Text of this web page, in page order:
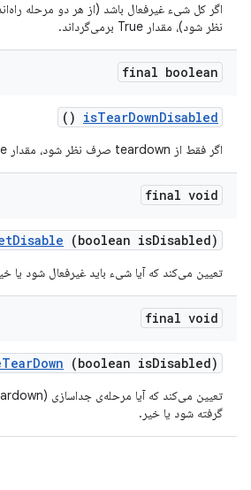
اگر کل شیء غیرفعال باشد (از هر دو مرحله
نظر شود)، مقدار True برمی‌گرداند.
final boolean
isTearDownDisabled
()
اگر فقط از teardown صرف نظر شود، مقدار True را برمی‌گرداند.
final void
Disable (boolean isDisabled)
تعیین می‌کند که آیا شیء باید غیرفعال شود یا
final void
TearDown (boolean isDisabled)
گرفته شود یا خیر.